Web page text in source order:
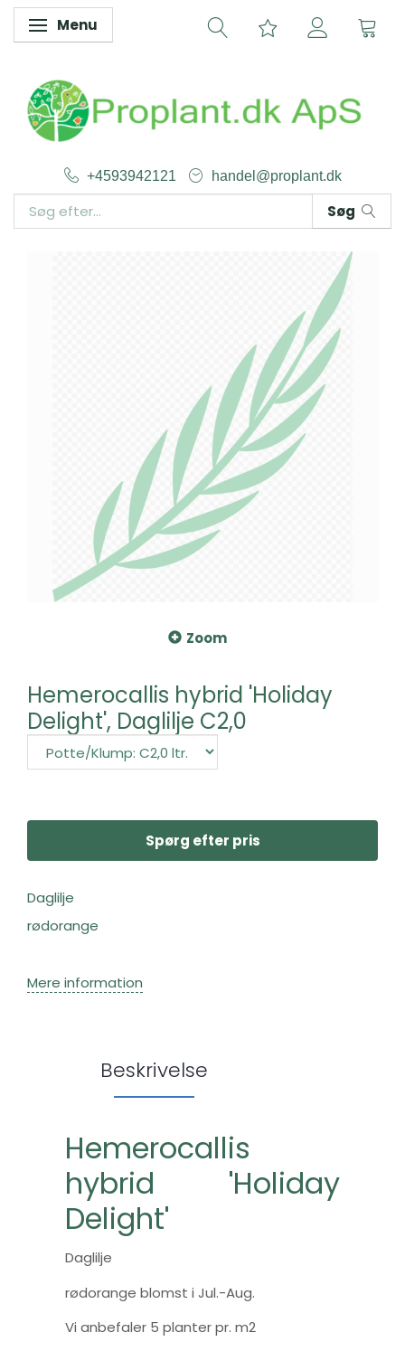
Skifte navigation
Menu
+4593942121 handel@proplant.dk
Søg
Zoom
Hemerocallis hybrid 'Holiday
Delight', Daglilje C2,0
Spørg efter pris
Daglilje
rødorange
Mere information
Beskrivelse
Hemerocallis
hybrid 'Holiday
Delight'
Daglilje
rødorange blomst i Jul.-Aug.
Vi anbefaler 5 planter pr. m2